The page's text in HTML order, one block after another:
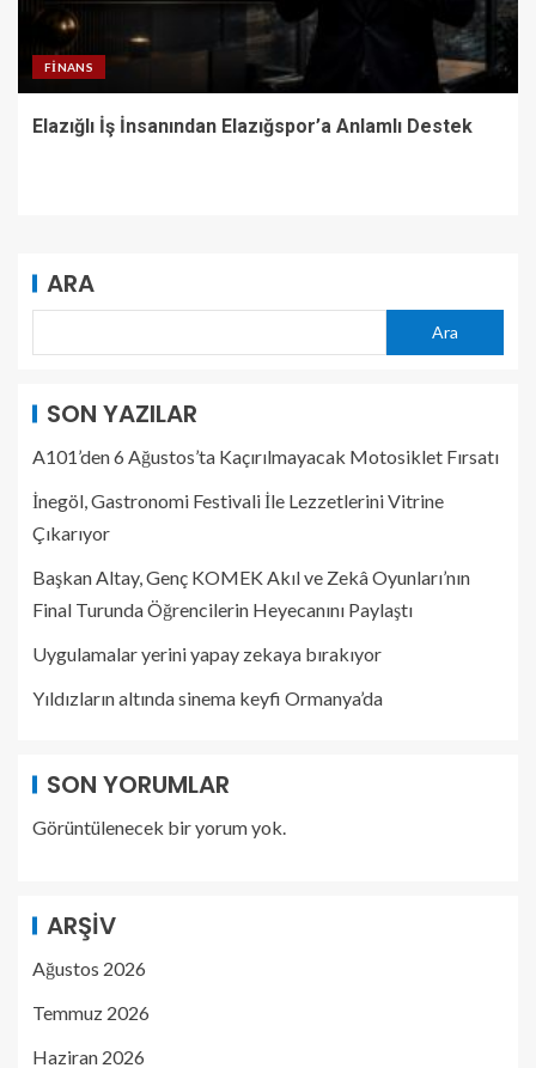
FINANS
Elazığlı İş İnsanından Elazığspor’a Anlamlı Destek
ARA
Ara
SON YAZILAR
A101’den 6 Ağustos’ta Kaçırılmayacak Motosiklet Fırsatı
İnegöl, Gastronomi Festivali İle Lezzetlerini Vitrine
Çıkarıyor
Başkan Altay, Genç KOMEK Akıl ve Zekâ Oyunları’nın
Final Turunda Öğrencilerin Heyecanını Paylaştı
Uygulamalar yerini yapay zekaya bırakıyor
Yıldızların altında sinema keyfi Ormanya’da
SON YORUMLAR
Görüntülenecek bir yorum yok.
ARŞIV
Ağustos 2026
Temmuz 2026
Haziran 2026